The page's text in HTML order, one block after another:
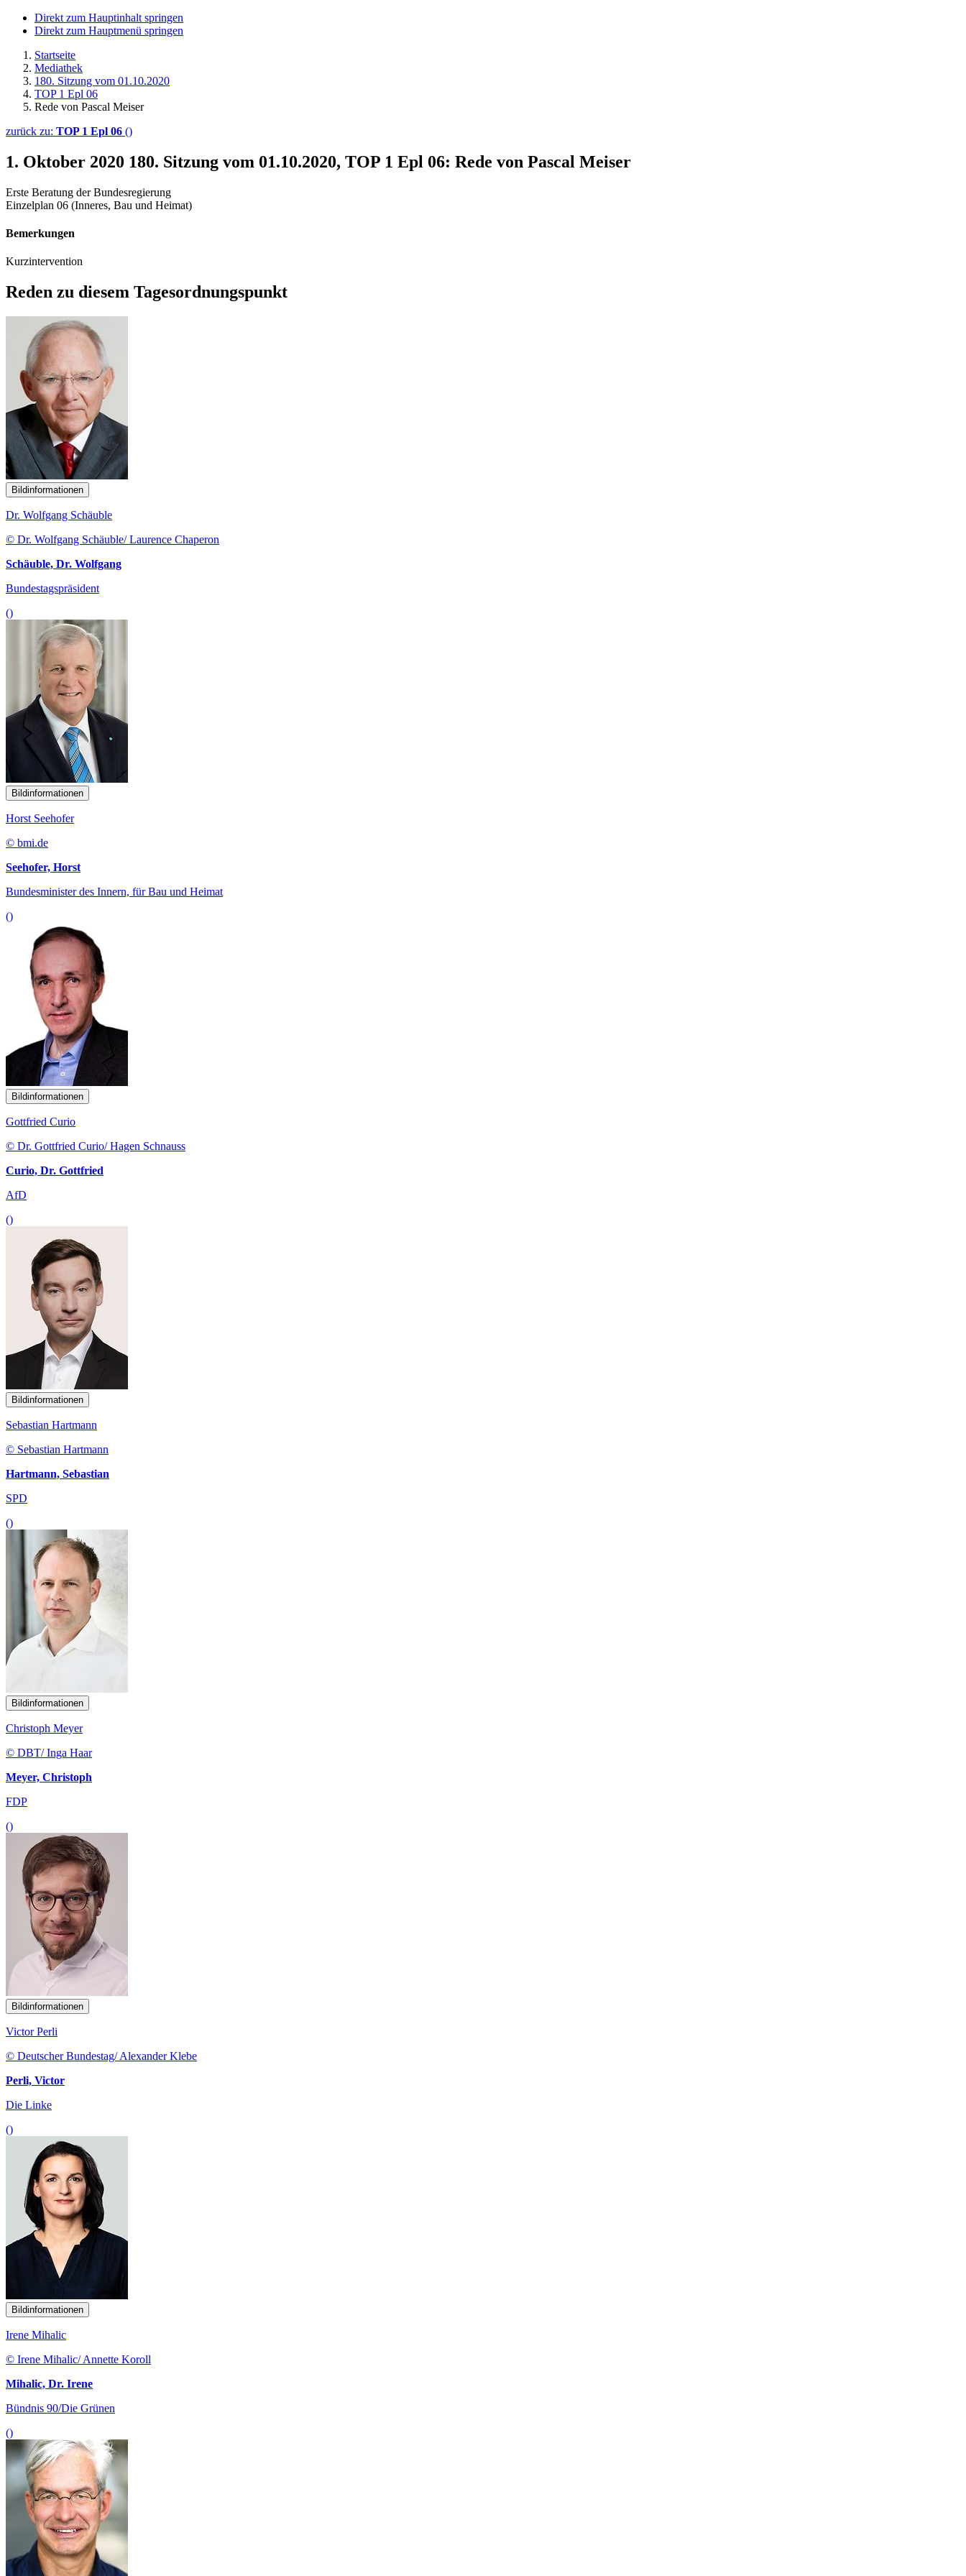
Direkt zum Hauptinhalt springen
Direkt zum Hauptmenü springen
Startseite
Mediathek
180. Sitzung vom 01.10.2020
TOP 1 Epl 06
Rede von Pascal Meiser
zurück zu: TOP 1 Epl 06 ()
1. Oktober 2020 180. Sitzung vom 01.10.2020, TOP 1 Epl 06: Rede von Pascal Meiser
Erste Beratung der Bundesregierung
Einzelplan 06 (Inneres, Bau und Heimat)
Bemerkungen
Kurzintervention
Reden zu diesem Tagesordnungspunkt
Bildinformationen
Dr. Wolfgang Schäuble
© Dr. Wolfgang Schäuble/ Laurence Chaperon
Schäuble, Dr. Wolfgang
Bundestagspräsident
()
Bildinformationen
Horst Seehofer
© bmi.de
Seehofer, Horst
Bundesminister des Innern, für Bau und Heimat
()
Bildinformationen
Gottfried Curio
© Dr. Gottfried Curio/ Hagen Schnauss
Curio, Dr. Gottfried
AfD
()
Bildinformationen
Sebastian Hartmann
© Sebastian Hartmann
Hartmann, Sebastian
SPD
()
Bildinformationen
Christoph Meyer
© DBT/ Inga Haar
Meyer, Christoph
FDP
()
Bildinformationen
Victor Perli
© Deutscher Bundestag/ Alexander Klebe
Perli, Victor
Die Linke
()
Bildinformationen
Irene Mihalic
© Irene Mihalic/ Annette Koroll
Mihalic, Dr. Irene
Bündnis 90/Die Grünen
()